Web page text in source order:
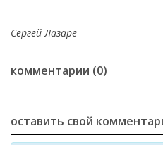
Сергей Лазаре
комментарии (0)
оставить свой